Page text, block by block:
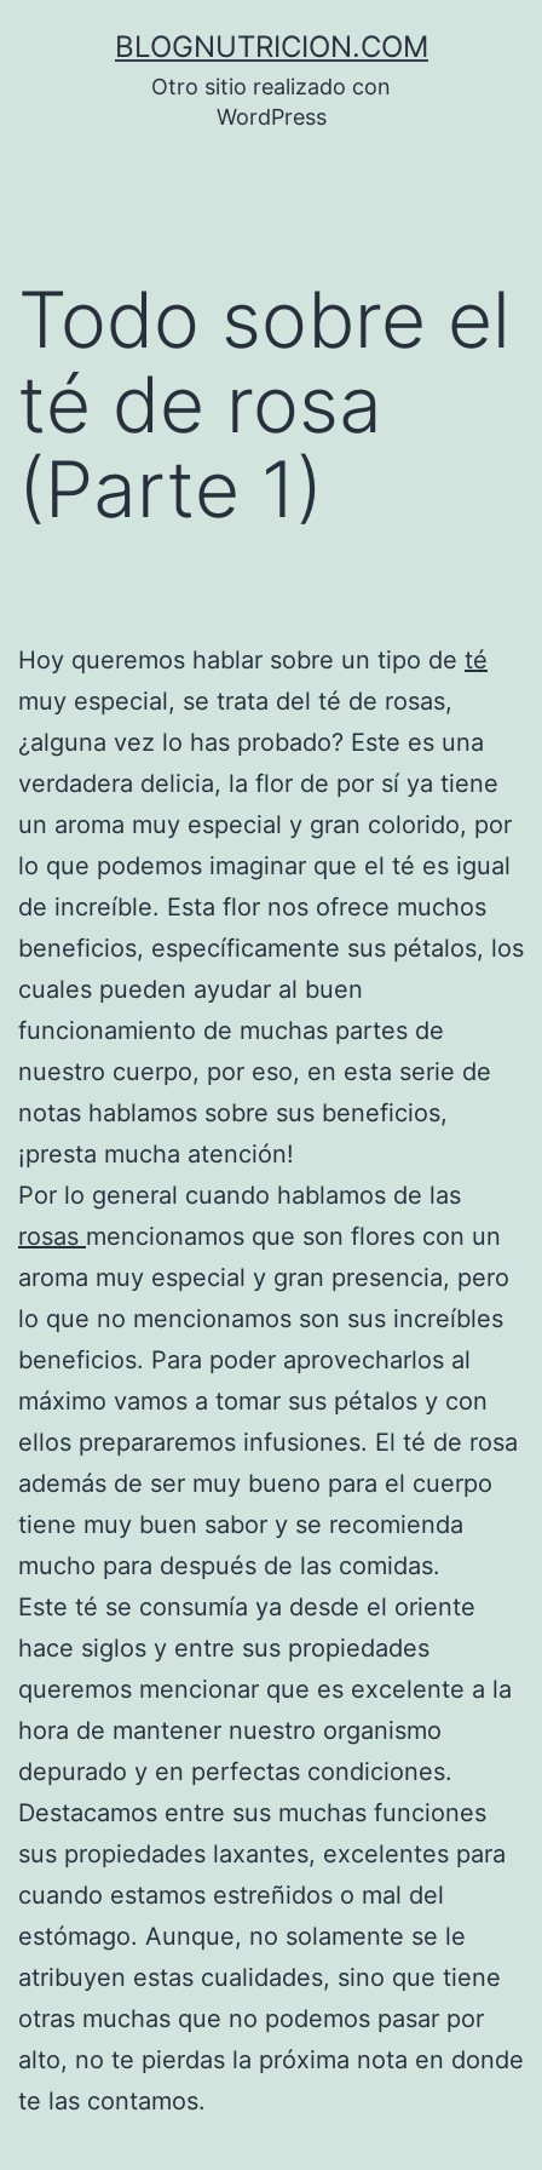
BLOGNUTRICION.COM
Otro sitio realizado con
WordPress
Todo sobre el
té de rosa
(Parte 1)
Hoy queremos hablar sobre un tipo de té
muy especial, se trata del té de rosas,
¿alguna vez lo has probado? Este es una
verdadera delicia, la flor de por sí ya tiene
un aroma muy especial y gran colorido, por
lo que podemos imaginar que el té es igual
de increíble. Esta flor nos ofrece muchos
beneficios, específicamente sus pétalos, los
cuales pueden ayudar al buen
funcionamiento de muchas partes de
nuestro cuerpo, por eso, en esta serie de
notas hablamos sobre sus beneficios,
¡presta mucha atención!
Por lo general cuando hablamos de las
rosas mencionamos que son flores con un
aroma muy especial y gran presencia, pero
lo que no mencionamos son sus increíbles
beneficios. Para poder aprovecharlos al
máximo vamos a tomar sus pétalos y con
ellos prepararemos infusiones. El té de rosa
además de ser muy bueno para el cuerpo
tiene muy buen sabor y se recomienda
mucho para después de las comidas.
Este té se consumía ya desde el oriente
hace siglos y entre sus propiedades
queremos mencionar que es excelente a la
hora de mantener nuestro organismo
depurado y en perfectas condiciones.
Destacamos entre sus muchas funciones
sus propiedades laxantes, excelentes para
cuando estamos estreñidos o mal del
estómago. Aunque, no solamente se le
atribuyen estas cualidades, sino que tiene
otras muchas que no podemos pasar por
alto, no te pierdas la próxima nota en donde
te las contamos.